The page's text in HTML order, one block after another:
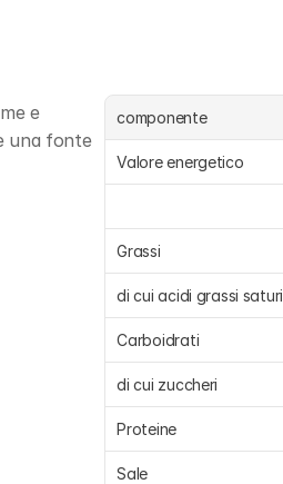
e
una fonte
componente
Valore energetico
Grassi
di cui acidi grassi saturi
Carboidrati
di cui zuccheri
Proteine
Sale